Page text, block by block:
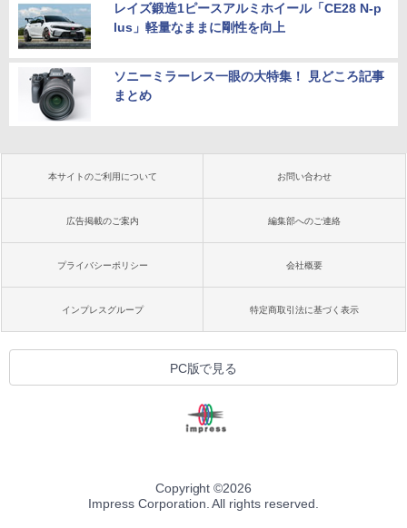
レイズ鍛造1ピースアルミホイール「CE28 N-p
lus」軽量なままに剛性を向上
ソニーミラーレス一眼の大特集！ 見どころ記事
まとめ
本サイトのご利用について お問い合わせ
広告掲載のご案内 編集部へのご連絡
プライバシーポリシー 会社概要
インプレスグループ 特定商取引法に基づく表示
PC版で見る
Copyright ©2026
Impress Corporation. All rights reserved.